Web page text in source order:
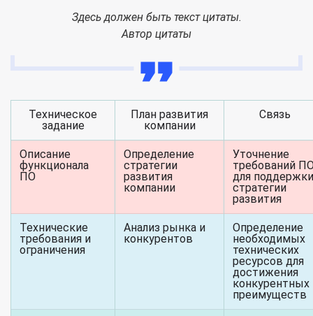
Здесь должен быть текст цитаты.
Автор цитаты
Техническое
задание
План развития
компании
Связь
Описание
функционала
ПО
Определение
стратегии
развития
компании
Уточнение
требований
для поддержки
стратегии
развития
Технические
требования и
ограничения
Анализ рынка и
конкурентов
Определение
необходимых
технических
ресурсов для
достижения
конкурентных
преимуществ